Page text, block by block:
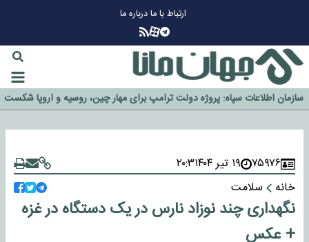
ارتباط با مادرباره ما
گزینه جدایی اوسمار روی میز مدیران پرسپولیس
آیا رئیس جمهور آمریکا قانون را دور می‌زند؟
اخراج رسمی چهره نامدار از پرسپولیس
سازمان اطلاعات سپاه: پروژه دولت ترامپ برای مهار چین، روسیه و اروپا شکست
خورد
۷۵۹۷۶ ۱۹ تیر ۱۴۰۴
۲۰:۳
خانه
سلامت
نگهداری چند نوزاد نارس در یک دستگاه در غزه
+ عکس